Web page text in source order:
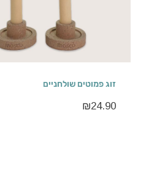
זוג פמוטים שולחניים
₪24.90